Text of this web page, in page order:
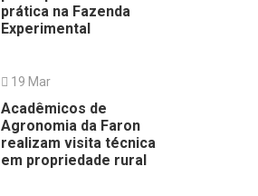
prática na Fazenda
Experimental
19 Mar
Acadêmicos de
Agronomia da Faron
realizam visita técnica
em propriedade rural